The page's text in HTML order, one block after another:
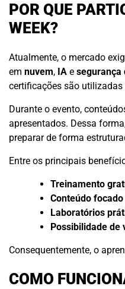
POR QUE
WEEK?
Atualmente, o mercado
em nuvem, IA e segurança
certificações são
Durante o evento,
apresentados. Dessa
preparar de forma
Entre os principais
Treinamento
Conteúdo
Laboratórios
Possibilidade de
Consequentemente, o
COMO